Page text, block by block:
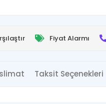
Fiyat Alarmı
Taksit Seçenekleri